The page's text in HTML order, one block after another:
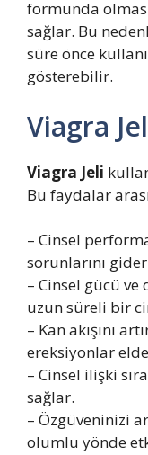
formunda
sağlar. Bu
süre önce
gösterebilir.
Viagra
Viagra Jeli
Bu faydalar
– Cinsel
sorunlarını
– Cinsel gücü ve
uzun süreli bir
– Kan akışını
ereksiyonlar
– Cinsel ilişki
sağlar.
– Özgüveninizi
olumlu yönde